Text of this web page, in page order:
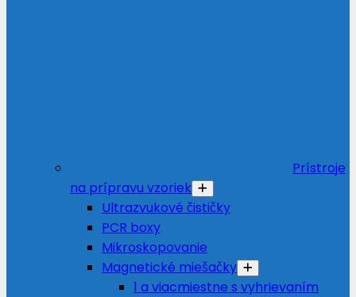
Prístroje
na prípravu vzoriek
Ultrazvukové čističky
PCR boxy
Mikroskopovanie
Magnetické miešačky
1 a viacmiestne s vyhrievaním